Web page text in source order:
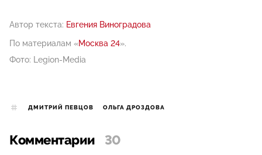
Автор текста: Евгения Виноградова
По материалам «Москва 24».
Фото: Legion-Media
ДМИТРИЙ ПЕВЦОВ ОЛЬГА ДРОЗДОВА
Комментарии 30